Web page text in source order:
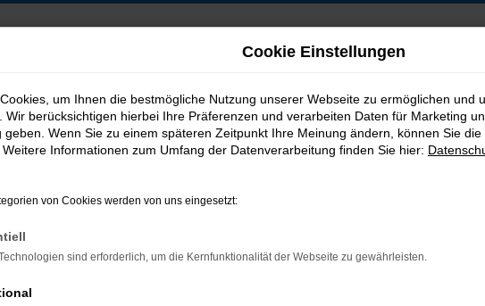
B2B-Shop
Jakob Trading GmbH
Cookie Einstellungen
um Ihnen die bestmögliche Nutzung unserer Webseite zu ermöglichen und
Wir berücksichtigen hierbei Ihre Präferenzen und verarbeiten Daten für Marketing
geben. Wenn Sie zu einem späteren Zeitpunkt Ihre Meinung ändern, können Sie
Informationen zum Umfang der Datenverarbeitung finden Sie hier:
von Cookies werden von uns eingesetzt:
sind erforderlich, um die Kernfunktionalität der Webseite zu gewährleisten.